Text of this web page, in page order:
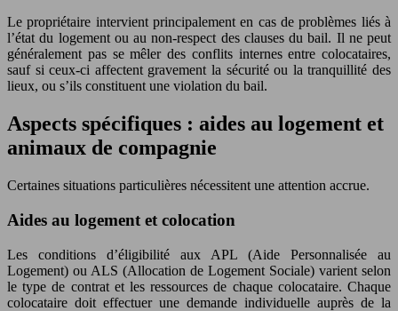
Le propriétaire intervient principalement en cas de problèmes liés à
l’état du logement ou au non-respect des clauses du bail. Il ne peut
généralement pas se mêler des conflits internes entre colocataires,
sauf si ceux-ci affectent gravement la sécurité ou la tranquillité des
lieux, ou s’ils constituent une violation du bail.
Aspects spécifiques : aides au logement et
animaux de compagnie
Certaines situations particulières nécessitent une attention accrue.
Aides au logement et colocation
Les conditions d’éligibilité aux APL (Aide Personnalisée au
Logement) ou ALS (Allocation de Logement Sociale) varient selon
le type de contrat et les ressources de chaque colocataire. Chaque
colocataire doit effectuer une demande individuelle auprès de la